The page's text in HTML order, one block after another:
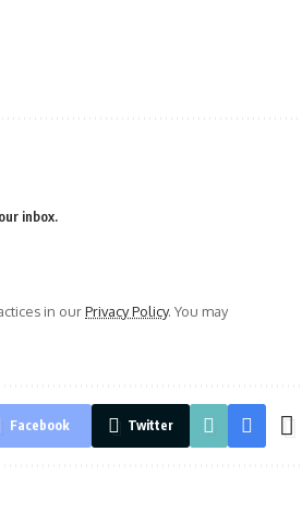
inbox.
in ourPrivacy Policy. You may
Facebook Twitter